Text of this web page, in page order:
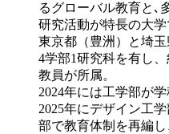
るグローバル教育と､
研究活動が特長の大学
東京都（豊洲）と埼玉
4学部1研究科を有し
教員が所属。
2024年には工学部が
2025年にデザイン工
部で教育体制を再編